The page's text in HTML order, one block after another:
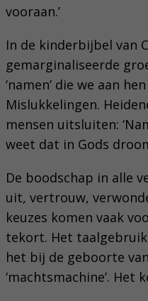
vooraan.’
In de kinderbijbel van
gemarginaliseerde
‘namen’ die we aan
Mislukkelingen.
mensen uitsluiten:
weet dat in Gods
De boodschap in alle
uit, vertrouw,
keuzes komen vaak
tekort. Het taalgebruik
het bij de geboorte
‘machtsmachine’. Het